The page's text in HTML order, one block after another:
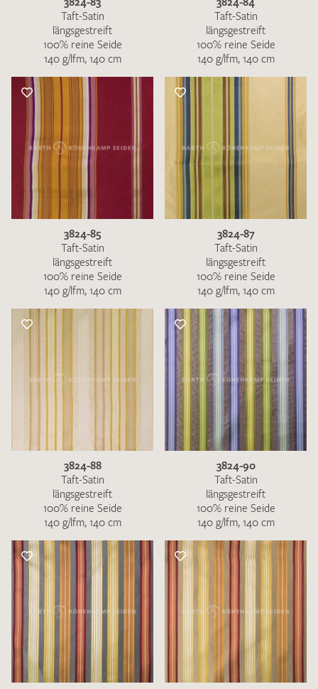
Taft-Satin
längsgestreift
100% reine Seide
140 g/lfm, 140 cm
Taft-Satin
längsgestreift
100% reine Seide
140 g/lfm, 140 cm
3824-85
Taft-Satin
längsgestreift
100% reine Seide
140 g/lfm, 140 cm
3824-87
Taft-Satin
längsgestreift
100% reine Seide
140 g/lfm, 140 cm
3824-88
Taft-Satin
längsgestreift
100% reine Seide
140 g/lfm, 140 cm
3824-90
Taft-Satin
längsgestreift
100% reine Seide
140 g/lfm, 140 cm